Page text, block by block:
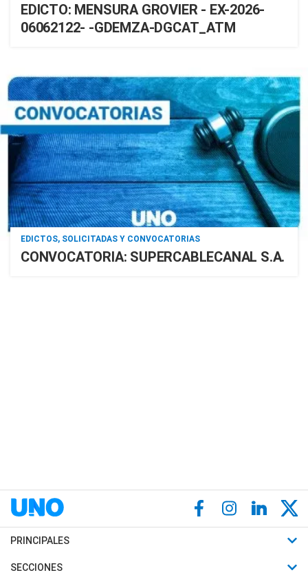
EDICTO: MENSURA GROVIER - EX-2026-
06062122- -GDEMZA-DGCAT_ATM
EDICTOS, SOLICITADAS Y CONVOCATORIAS
CONVOCATORIA: SUPERCABLECANAL S.A.
PRINCIPALES
Últimas Noticias
SECCIONES